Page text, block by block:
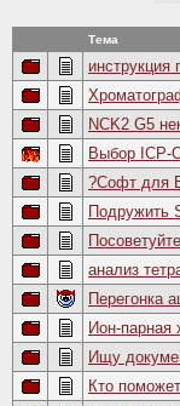
Тема
инструкция
NCK2 G5
Выбор ICP-
?Софт для
Подружить
анализ
Перегонка
Ион-парная
Ищу
Кто